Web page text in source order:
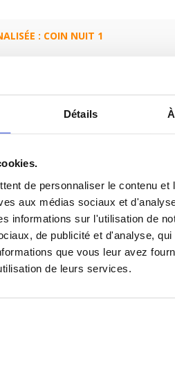
Détails
de personnaliser le contenu et
aux médias sociaux et
informations sur l'utilisation de
de publicité et d'analyse,
que vous leur avez
de leurs services.
: COIN NUIT 1
+